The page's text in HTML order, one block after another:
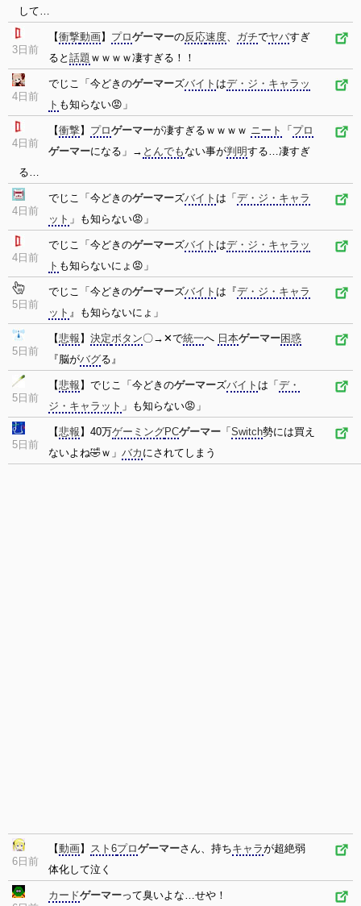
して…
3日前
【衝撃動画】 プロゲーマーの反応速度、 ガチでヤバすぎ
ると 話題 ｗｗｗｗ凄すぎる！！
4日前
でじこ「今どきのゲーマーズバイト はデ・ジ・キャラッ
ト も知らない😡」
4日前
【衝撃】 プロゲーマーが凄すぎるｗｗｗｗ ニート 「 プロ
ゲーマーになる」→ とんでもない事が判明する…凄すぎ
る…
4日前
でじこ「今どきのゲーマーズバイト は「 デ・ジ・キャラ
ット 」も知らない😡」
4日前
でじこ「今どきのゲーマーズバイト はデ・ジ・キャラッ
ト も知らないにょ😡」
5日前
でじこ「今どきのゲーマーズバイト は『デ・ジ・キャラ
ット 』も知らないにょ」
5日前
【悲報 】 決定ボタン〇→✕で統一へ 日本ゲーマー困惑
『脳がバグる』
5日前
【悲報 】でじこ「今どきのゲーマーズバイト は「 デ・
ジ・キャラット 」も知らない😡」
5日前
【悲報 】40万ゲーミングPCゲーマー 「 Switch勢には買え
ないよね🤣ｗ」 バカ にされてしまう
6日前
【動画】 スト6プロゲーマーさん、持ちキャラが超絶弱
体化して泣く
カードゲーマーって臭いよな…せや！